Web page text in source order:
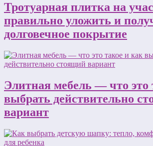
Тротуарная плитка на
правильно уложить и
долговечное покрытие
Элитная мебель — что это
выбрать действительно
вариант